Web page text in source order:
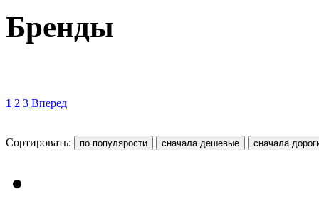
Бренды
1 2 3 Вперед
Сортировать: